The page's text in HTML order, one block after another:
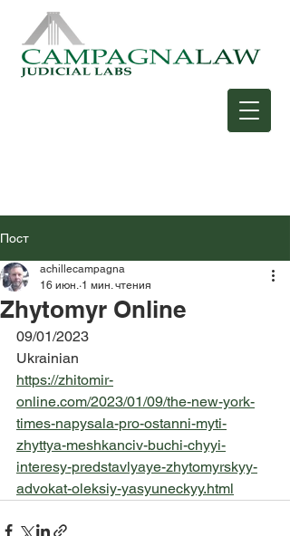
Пост
Zhytomyr Online
achillecampagna
16 июн. 1 мин. чтения
09/01/2023
Ukrainian
https://zhitomir-
online.com/2023/01/09/the-new-york-
times-napysala-pro-ostanni-myti-
zhyttya-meshkanciv-buchi-chyyi-
interesy-predstavlyaye-zhytomyrskyy-
advokat-oleksiy-yasyuneckyy.html